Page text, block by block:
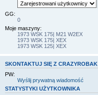
GG:
0
Moje maszyny:
1973 WSK 175| M21 W2EX
1973 WSK 175| XEX
1973 WSK 125| XEX
SKONTAKTUJ SIĘ Z CRAZYROBAK
PW:
Wyślij prywatną wiadomość
STATYSTYKI UŻYTKOWNIKA